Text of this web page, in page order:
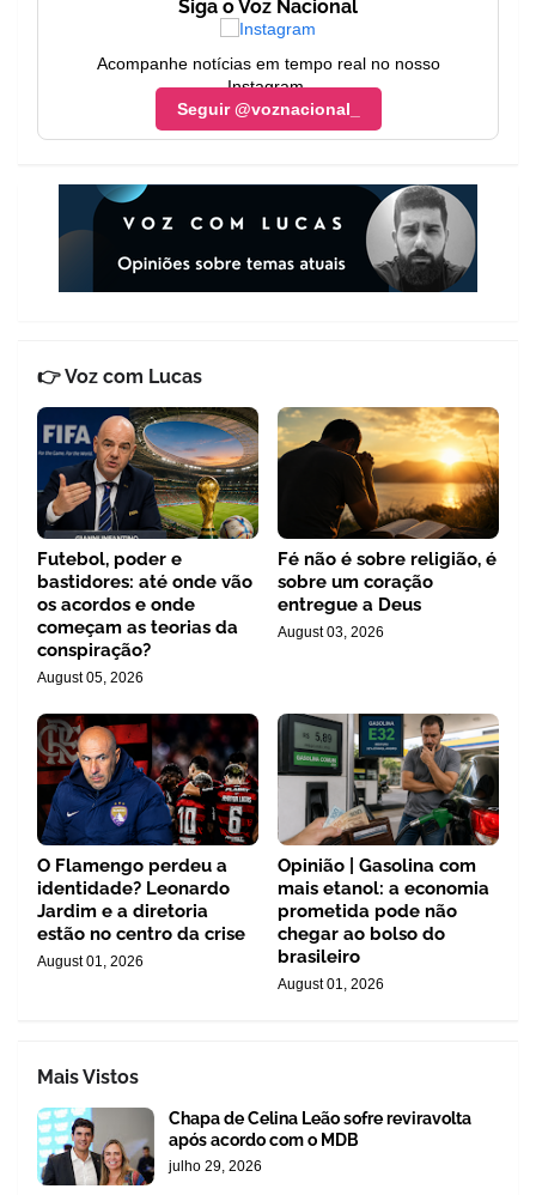
Siga o Voz Nacional
Acompanhe notícias em tempo real no nosso
Instagram.
Seguir @voznacional_
👉 Voz com Lucas
Futebol, poder e
bastidores: até onde vão
os acordos e onde
começam as teorias da
conspiração?
August 05, 2026
Fé não é sobre religião, é
sobre um coração
entregue a Deus
August 03, 2026
O Flamengo perdeu a
identidade? Leonardo
Jardim e a diretoria
estão no centro da crise
August 01, 2026
Opinião | Gasolina com
mais etanol: a economia
prometida pode não
chegar ao bolso do
brasileiro
August 01, 2026
Mais Vistos
Chapa de Celina Leão sofre reviravolta
após acordo com o MDB
julho 29, 2026